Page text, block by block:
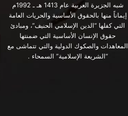
شبه الجزيرة العربية عام 1413 هـ ـ 1992م
إيماناً منها بالحقوق الأساسية والحريات العامة
التي كفلها “الدين الإسلامي الحنيف”، ومبادئ
حقوق الإنسان الأساسية التي ضمنتها
المعاهدات والصكوك الدولية والتي تتماشى مع
“الشريعة الإسلامية” السمحاء .